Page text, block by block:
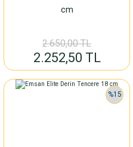
cm
2.650,00 TL
2.252,50 TL
%15